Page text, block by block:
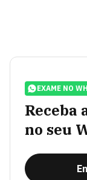
EXAME NO
Receba
no seu